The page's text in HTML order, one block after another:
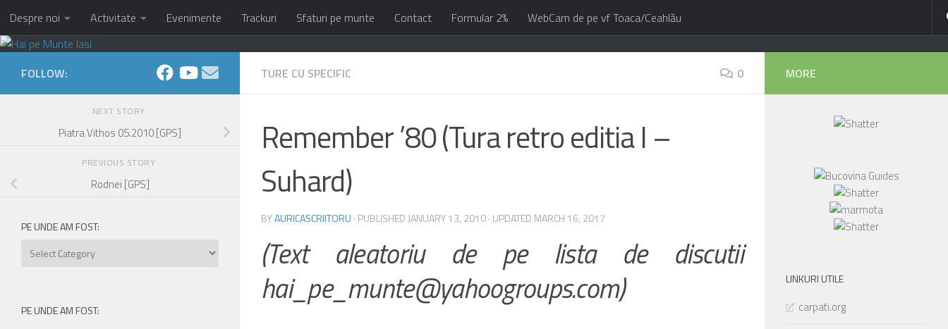
Skip to content
Despre noi Activitate Evenimente Trackuri Sfaturi pe munte Contact Formular 2% WebCam de pe vf Toaca/Ceahlău
TURE CU SPECIFIC 0
Remember ’80 (Tura retro editia I –
Suhard)
BYAURICASCRIITORU · PUBLISHED JANUARY 13, 2010· UPDATED MARCH 16, 2017
(Text aleatoriu de pe lista de discutii
hai_pe_munte@yahoogroups.com)
FOLLOW:
NEXT STORY
Piatra Vithos 05.2010 [GPS]
PREVIOUS STORY
Rodnei [GPS]
PE UNDE AM FOST:
Pe
PE UNDE AM FOST:
MORE
LINKURI UTILE
carpati.org